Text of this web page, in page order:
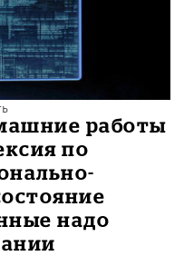
работы
по
надо